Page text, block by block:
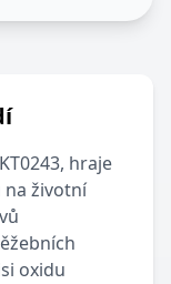
KT0243, hraje
životní
oxidu